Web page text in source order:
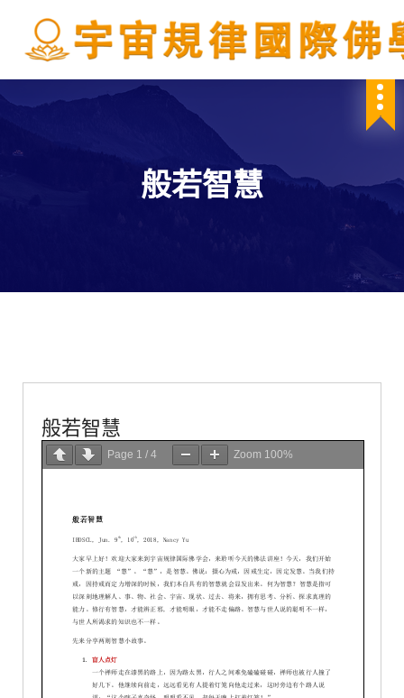
般若智慧
般若智慧
Page 1 / 4 Zoom 100%